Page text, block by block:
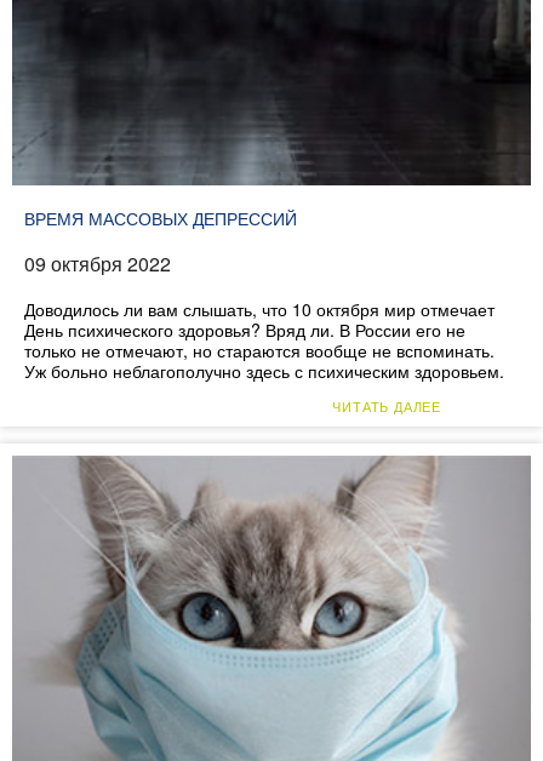
ВРЕМЯ МАССОВЫХ ДЕПРЕССИЙ
09 октября 2022
Доводилось ли вам слышать, что 10 октября мир отмечает
День психического здоровья? Вряд ли. В России его не
только не отмечают, но стараются вообще не вспоминать.
Уж больно неблагополучно здесь с психическим здоровьем.
ЧИТАТЬ ДАЛЕЕ